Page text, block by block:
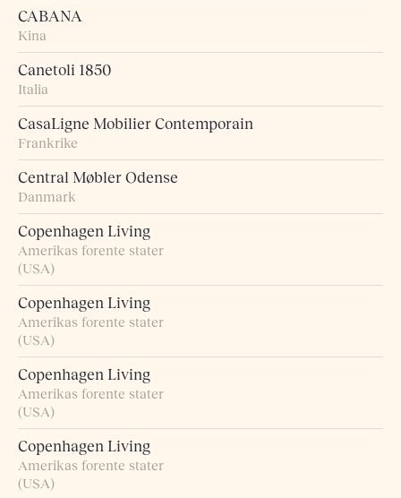
CABANA
Kina
Canetoli 1850
Italia
CasaLigne Mobilier Contemporain
Frankrike
Central Møbler Odense
Danmark
Copenhagen Living
Amerikas forente stater
(USA)
Copenhagen Living
Amerikas forente stater
(USA)
Copenhagen Living
Amerikas forente stater
(USA)
Copenhagen Living
Amerikas forente stater
(USA)